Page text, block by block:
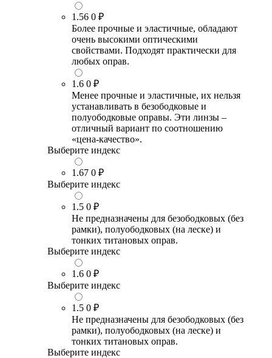
1.56 0 ₽
Более прочные и эластичные, обладают
очень высокими оптическими
свойствами. Подходят практически для
любых оправ.
1.6 0 ₽
Менее прочные и эластичные, их нельзя
устанавливать в безободковые и
полуободковые оправы. Эти линзы –
отличный вариант по соотношению
«цена-качество».
Выберите индекс
1.67 0 ₽
Выберите индекс
1.5 0 ₽
Не предназначены для безободковых (без
рамки), полуободковых (на леске) и
тонких титановых оправ.
Выберите индекс
1.6 0 ₽
Выберите индекс
1.5 0 ₽
Не предназначены для безободковых (без
рамки), полуободковых (на леске) и
тонких титановых оправ.
Выберите индекс